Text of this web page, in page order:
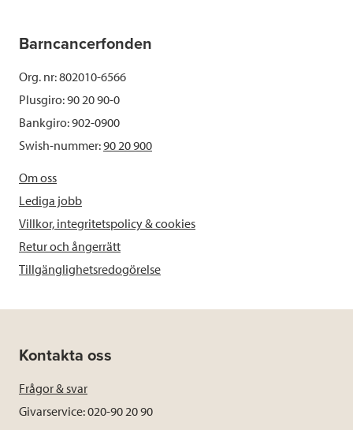
Barncancerfonden
Org. nr: 802010-6566
Plusgiro: 90 20 90-0
Bankgiro: 902-0900
Swish-nummer:90 20 900
Om oss
Lediga jobb
Villkor, integritetspolicy & cookies
Retur och ångerrätt
Tillgänglighetsredogörelse
Kontakta oss
Frågor & svar
Givarservice: 020-90 20 90